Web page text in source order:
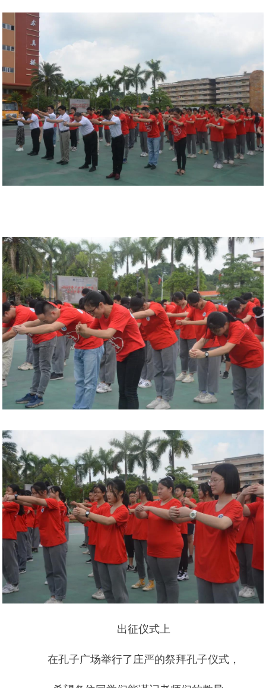
出征仪式上
在孔子广场举行了庄严的祭拜孔子仪式，